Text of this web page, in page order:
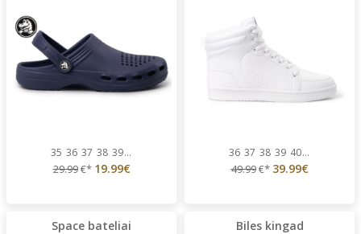
35 36 37 38 39...
29.99€* 19.99€
36 37 38 39 40...
49.99€* 39.99€
Space bateliai Biles kingad